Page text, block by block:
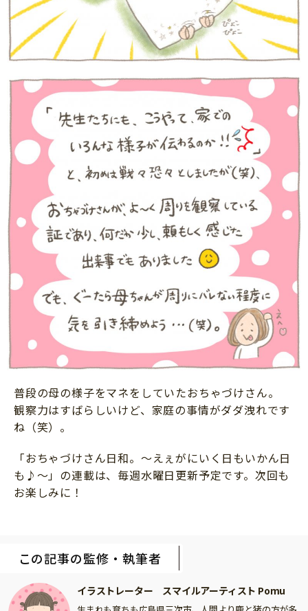
普段の母の様子をマネをしていたおちゃづけさん。
観察力はすばらしいけど、家庭の事情がダダ洩れです
ね（笑）。
「おちゃづけさん日和。〜えぇがにいく日もいかん日
も♪〜」の連載は、毎週水曜日更新予定です。次回も
お楽しみに！
この記事の監修・執筆者
イラストレーター スマイルアーティスト Pomu